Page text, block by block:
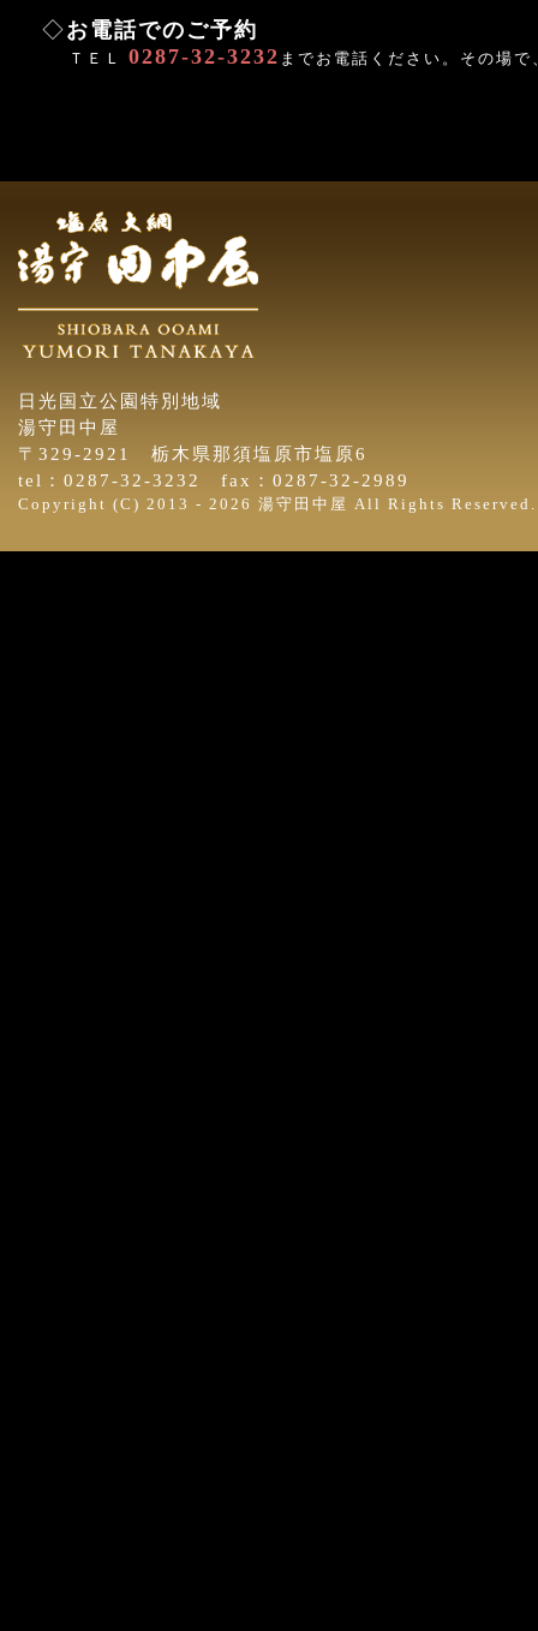
◇お電話でのご予約
ＴＥＬ 0287-32-3232 までお電話ください。その場
日光国立公園特別地域
湯守田中屋
〒329-2921 栃木県那須塩原市塩原6
tel：0287-32-3232 fax：0287-32-2989
Copyright (C) 2013 - 2026 湯守田中屋 All Rights Reserved.